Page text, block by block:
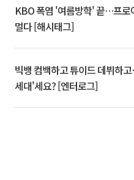
KBO 폭염 '여름방학' 끝…프로
멀다 [해시태그]
빅뱅 컴백하고 튜이드 데뷔하
세대'세요? [엔터로그]